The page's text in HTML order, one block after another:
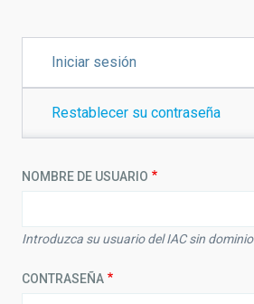
la
navegación
PRINCIPALES
Iniciar sesión
Restablecer su contraseña
NOMBRE DE USUARIO
Introduzca su usuario del IAC sin dominio
CONTRASEÑA